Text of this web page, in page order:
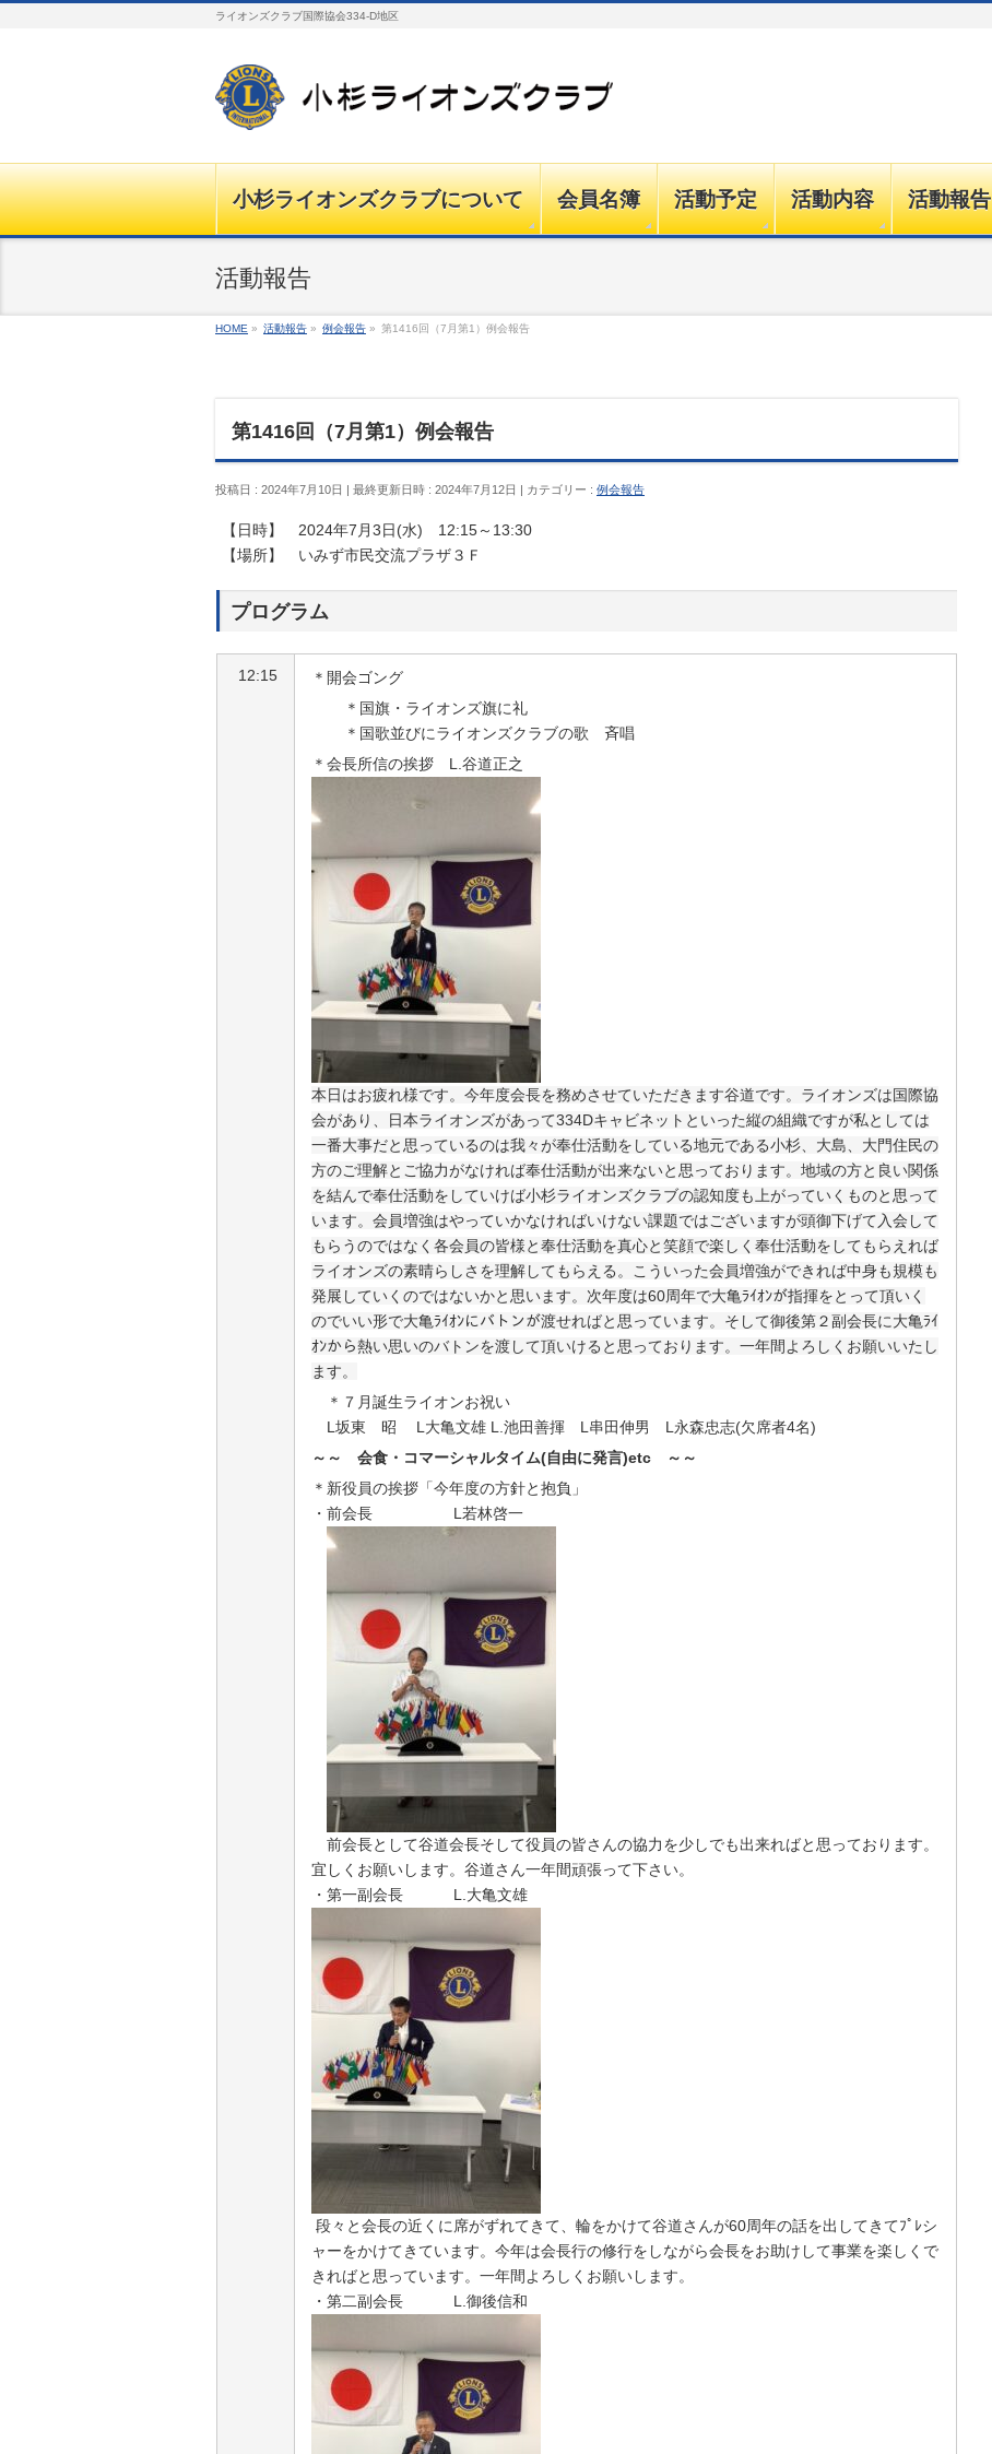
ライオンズクラブ国際協会334-D地区
小杉ライオンズクラブについて 会員名簿 活動予定 活動内容 活動報告
活動報告
HOME » 活動報告 » 例会報告 » 第1416回（7月第1）例会報告
第1416回（7月第1）例会報告
投稿日 : 2024年7月10日 最終更新日時 : 2024年7月12日 カテゴリー : 例会報告
【日時】 2024年7月3日(水) 12:15～13:30
【場所】 いみず市民交流プラザ３Ｆ
プログラム
12:15
＊開会ゴング
＊国旗・ライオンズ旗に礼
＊国歌並びにライオンズクラブの歌 斉唱
＊会長所信の挨拶 L.谷道正之
本日はお疲れ様です。今年度会長を務めさせていただきます谷道です。ライオンズは国際協
会があり、日本ライオンズがあって334Dキャビネットといった縦の組織ですが私としては
一番大事だと思っているのは我々が奉仕活動をしている地元である小杉、大島、大門住民の
方のご理解とご協力がなければ奉仕活動が出来ないと思っております。地域の方と良い関係
を結んで奉仕活動をしていけば小杉ライオンズクラブの認知度も上がっていくものと思って
います。会員増強はやっていかなければいけない課題ではございますが頭御下げて入会して
もらうのではなく各会員の皆様と奉仕活動を真心と笑顔で楽しく奉仕活動をしてもらえれば
ライオンズの素晴らしさを理解してもらえる。こういった会員増強ができれば中身も規模も
発展していくのではないかと思います。次年度は60周年で大亀ﾗｲｵﾝが指揮をとって頂いく
のでいい形で大亀ﾗｲｵﾝにバトンが渡せればと思っています。そして御後第２副会長に大亀ﾗｲ
ｵﾝから熱い思いのバトンを渡して頂いけると思っております。一年間よろしくお願いいたし
ます。
＊７月誕生ライオンお祝い
L坂東 昭 L大亀文雄 L.池田善揮 L串田伸男 L永森忠志(欠席者4名)
～～ 会食・コマーシャルタイム(自由に発言)etc ～～
＊新役員の挨拶「今年度の方針と抱負」
・前会長 L若林啓一
前会長として谷道会長そして役員の皆さんの協力を少しでも出来ればと思っております。
宜しくお願いします。谷道さん一年間頑張って下さい。
・第一副会長
L. 大亀文雄
段々と会長の近くに席がずれてきて、輪をかけて谷道さんが60周年の話を出してきてﾌﾟﾚシ
ャーをかけてきています。今年は会長行の修行をしながら会長をお助けして事業を楽しくで
きればと思っています。一年間よろしくお願いします。
・第二副会長 L. 御後信和